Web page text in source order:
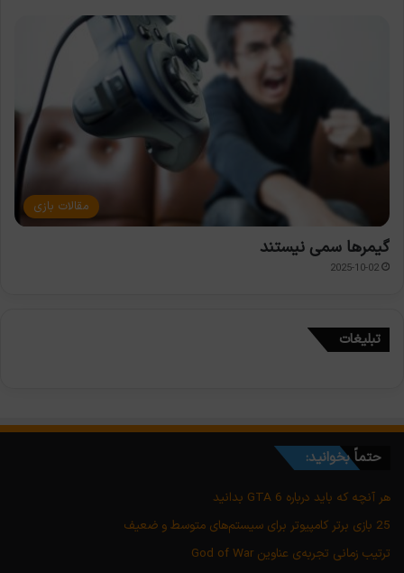
مقالات بازی
گیمرها سمی نیستند
2025-10-02
تبلیغات
حتماً بخوانید:
هر آنچه که باید درباره GTA 6 بدانید
25 بازی برتر کامپیوتر برای سیستم‌های متوسط و ضعیف
ترتیب زمانی تجربه‌ی عناوین God of War